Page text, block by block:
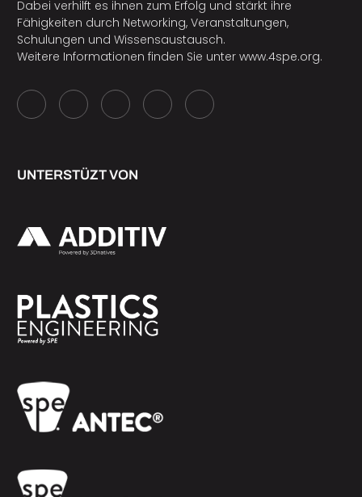
Dabei verhilft es ihnen zum Erfolg und stärkt ihre
Fähigkeiten durch Networking, Veranstaltungen,
Schulungen und Wissensaustausch.
Weitere Informationen finden Sie unter www.4spe.org.
UNTERSTÜZT VON